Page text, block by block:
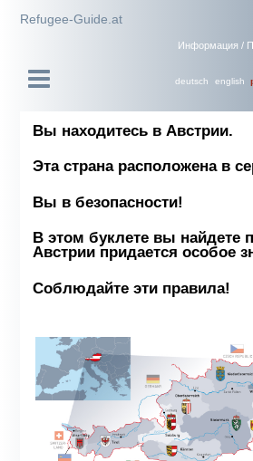
Refugee-Guide.at
Информация /
english
deutsch
Вы находитесь в Австрии.
Эта страна расположена в
Вы в безопасности!
В этом буклете вы найдете
Австрии придается особое
Соблюдайте эти правила!